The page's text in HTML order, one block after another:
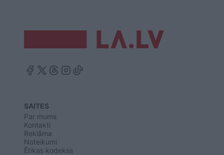
SAITES
Par mums
Kontakti
Reklāma
Noteikumi
Ētikas kodekss